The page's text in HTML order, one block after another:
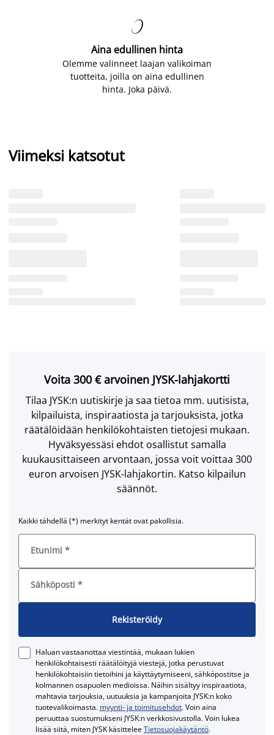

Aina edullinen hinta
Olemme valinneet laajan valikoiman
tuotteita, joilla on aina edullinen
hinta. Joka päivä.
Viimeksi katsotut
Voita 300 € arvoinen JYSK-lahjakortti
Tilaa JYSK:n uutiskirje ja saa tietoa mm. uutisista,
kilpailuista, inspiraatiosta ja tarjouksista, jotka
räätälöidään henkilökohtaisten tietojesi mukaan.
Hyväksyessäsi ehdot osallistut samalla
kuukausittaiseen arvontaan, jossa voit voittaa 300
euron arvoisen JYSK-lahjakortin. Katso kilpailun
säännöt.
Kaikki tähdellä (*) merkityt kentät ovat pakollisia.
Etunimi *
Sähköposti *
Rekisteröidy
Haluan vastaanottaa viestintää, mukaan lukien
henkilökohtaisesti räätälöityjä viestejä, jotka perustuvat
henkilökohtaisiin tietoihini ja käyttäytymiseeni, sähköpostitse ja
kolmannen osapuolen medioissa. Näihin sisältyy inspiraatiota,
mahtavia tarjouksia, uutuuksia ja kampanjoita JYSK:n koko
tuotevalikoimasta. myynti- ja toimitusehdot. Voin aina
peruuttaa suostumukseni JYSK:n verkkosivustolla. Voin lukea
lisää siitä, miten JYSK käsitteleeTietosuojakäytäntö.